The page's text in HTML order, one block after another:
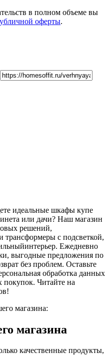
в полном объеме вы
оферты.
идеальные шкафы купе
или дачи? Наш магазин
решений,
трансформеры с подсветкой,
Ежедневно
выгодные предложения по
без проблем. Оставьте
обработка данных
покупок. Читайте на
магазина:
магазина
качественные продукты,